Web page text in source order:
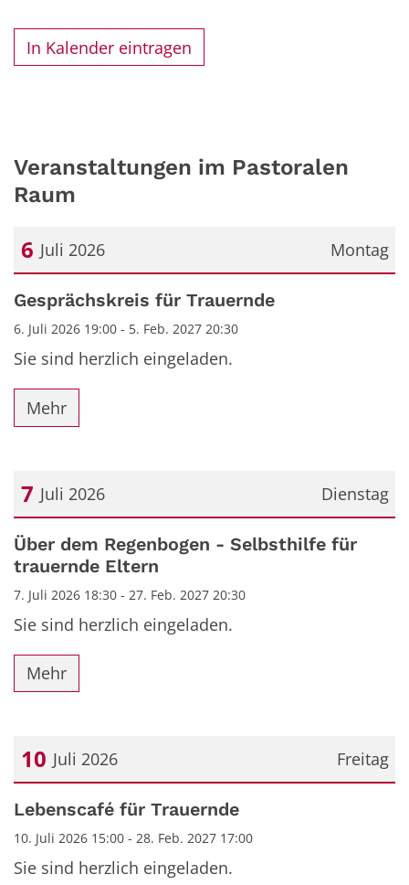
In Kalender eintragen
Veranstaltungen im Pastoralen
Raum
Montag
6 Juli 2026
Datum: 6. Juli 2026
Gesprächskreis für Trauernde
6. Juli 2026 19:00 - 5. Feb. 2027 20:30
Sie sind herzlich eingeladen.
Mehr
Dienstag
7 Juli 2026
Datum: 7. Juli 2026
Über dem Regenbogen - Selbsthilfe für
trauernde Eltern
7. Juli 2026 18:30 - 27. Feb. 2027 20:30
Sie sind herzlich eingeladen.
Mehr
Freitag
10 Juli 2026
Datum: 10. Juli 2026
Lebenscafé für Trauernde
10. Juli 2026 15:00 - 28. Feb. 2027 17:00
Sie sind herzlich eingeladen.